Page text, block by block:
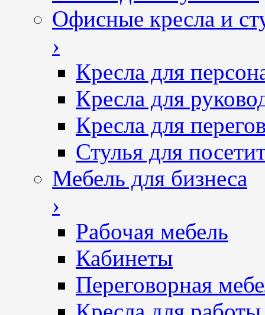
Офисные кресла и
›
Кресла для
Кресла для
Кресла для
Стулья для
Мебель для бизнеса
›
Рабочая мебель
Кабинеты
Переговорная